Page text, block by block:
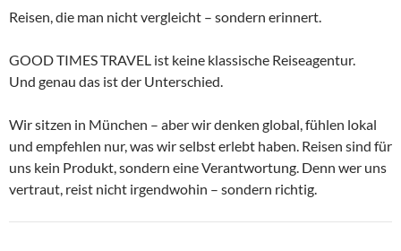
Reisen, die man nicht vergleicht – sondern erinnert.
GOOD TIMES TRAVEL ist keine klassische Reiseagentur.
Und genau das ist der Unterschied.
Wir sitzen in München – aber wir denken global, fühlen lokal
und empfehlen nur, was wir selbst erlebt haben. Reisen sind für
uns kein Produkt, sondern eine Verantwortung. Denn wer uns
vertraut, reist nicht irgendwohin – sondern richtig.